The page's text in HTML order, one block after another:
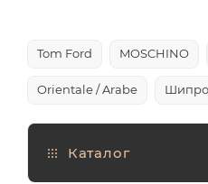
Tom Ford MOSCHINO
Orientale / Arabe
Каталог